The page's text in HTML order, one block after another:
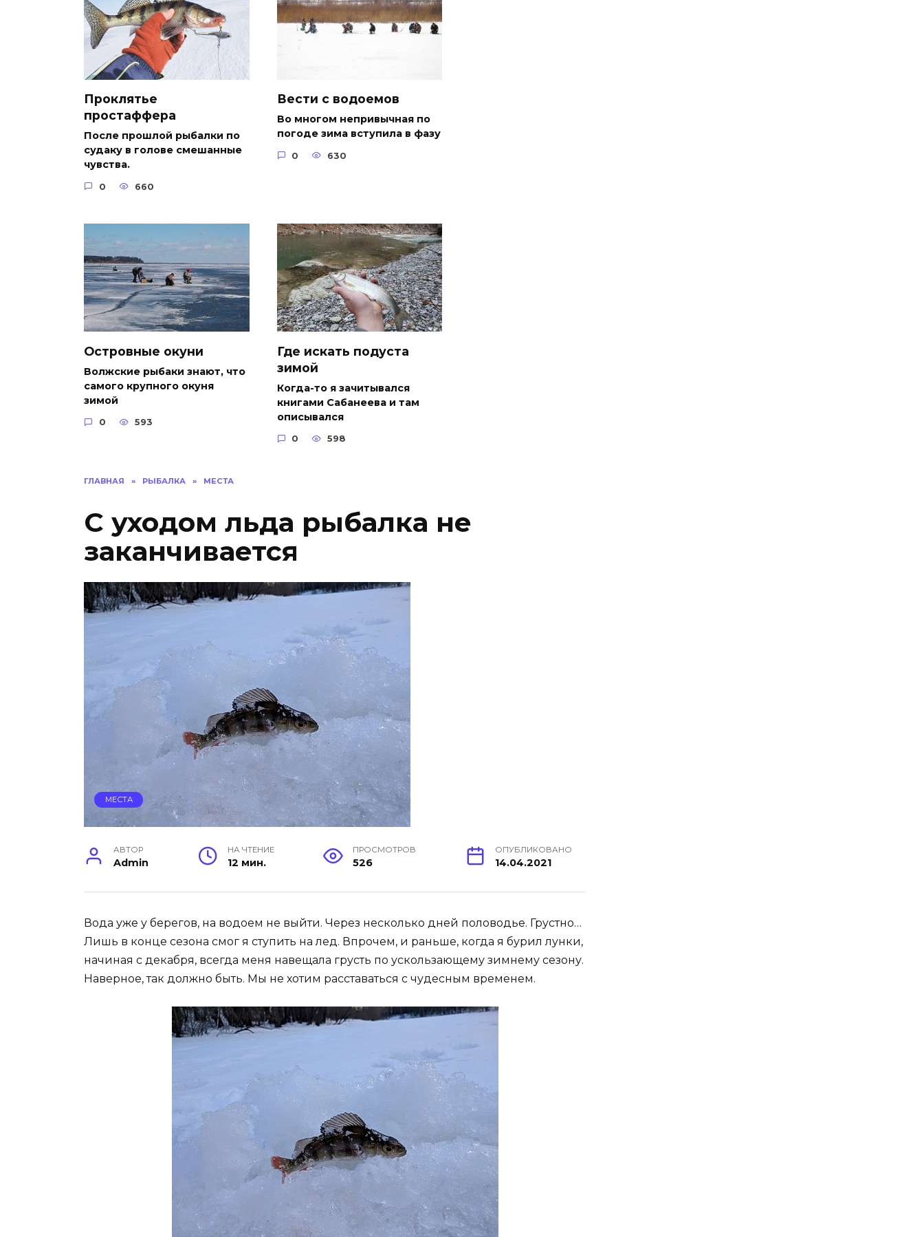
ГЛАВНАЯ » РЫБАЛКА » МЕСТА
С уходом льда рыбалка не
заканчивается
МЕСТА
АВТОР
Admin
НА ЧТЕНИЕ
12 мин.
ПРОСМОТРОВ
526
ОПУБЛИКОВАНО
14.04.2021
Вода уже у берегов, на водоем не выйти. Через несколько дней половодье. Грустно…
Лишь в конце сезона смог я ступить на лед. Впрочем, и раньше, когда я бурил лунки,
начиная с декабря, всегда меня навещала грусть по ускользающему зимнему сезону.
Наверное, так должно быть. Мы не хотим расставаться с чудесным временем.
Проклятье
простаффера
После прошлой рыбалки по
судаку в голове смешанные
чувства.
0 660
Вести с водоемов
Во многом непривычная по
погоде зима вступила в фазу
0 630
Островные окуни
Волжские рыбаки знают, что
самого крупного окуня
зимой
0 593
Где искать подуста
зимой
Когда-то я зачитывался
книгами Сабанеева и там
описывался
0 598